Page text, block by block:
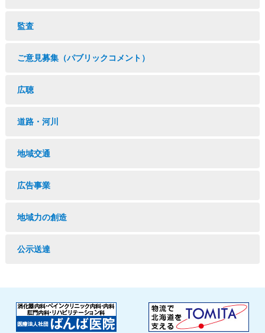
監査
ご意見募集（パブリックコメント）
広聴
道路・河川
地域交通
広告事業
地域力の創造
公示送達